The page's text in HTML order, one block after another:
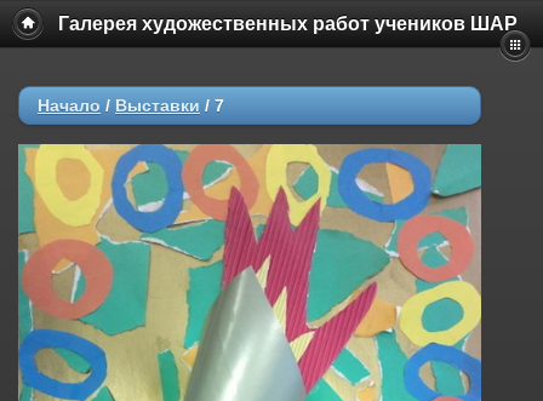
Галерея художественных работ учеников ШАР
Начало / Выставки / 7